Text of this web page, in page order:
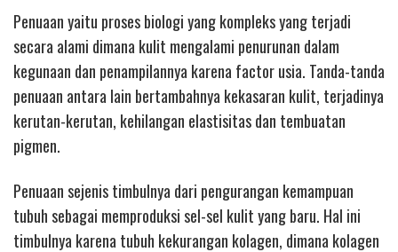
Penuaan yaitu proses biologi yang kompleks yang terjadi
secara alami dimana kulit mengalami penurunan dalam
kegunaan dan penampilannya karena factor usia. Tanda-tanda
penuaan antara lain bertambahnya kekasaran kulit, terjadinya
kerutan-kerutan, kehilangan elastisitas dan tembuatan
pigmen.
Penuaan sejenis timbulnya dari pengurangan kemampuan
tubuh sebagai memproduksi sel-sel kulit yang baru. Hal ini
timbulnya karena tubuh kekurangan kolagen, dimana kolagen